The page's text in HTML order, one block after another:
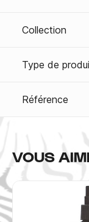
Collection
Type de
Référence
VOUS